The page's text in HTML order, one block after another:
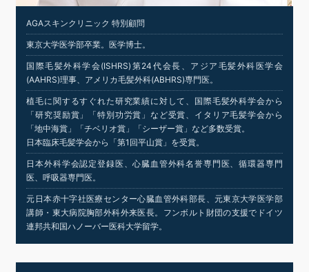
AGAスキンクリニック 特別顧問
東京大学医学部卒業。医学博士。
国際毛髪外科学会(ISHRS)第24代会長、アジア毛髪外科医学会
(AAHRS)理事、アメリカ毛髪外科(ABHRS)専門医。
植毛に関するすぐれた研究業績に対して、国際毛髪外科学会から
「研究奨励賞」「特別功労賞」など受賞、イタリア毛髪学会から
「地中海賞」「チベリオ賞」「シーザー賞」など多数受賞。
日本臨床毛髪学会から「第1回平山賞」を受賞。
日本外科学会認定登録医、心臓血管外科名誉専門医、循環器専門
医、呼吸器専門医。
元日本赤十字社医療センター心臓血管外科部長、元東京大学医学部
講師・東大病院胸部外科外来医長。フンボルト財団の支援でドイツ
連邦共和国ハノーバー医科大学留学。